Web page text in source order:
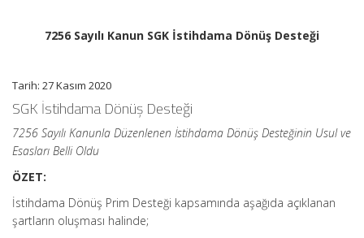
7256 Sayılı Kanun SGK İstihdama Dönüş Desteği
Tarih: 27 Kasım 2020
SGK İstihdama Dönüş Desteği
7256 Sayılı Kanunla Düzenlenen İstihdama Dönüş Desteğinin Usul ve
Esasları Belli Oldu
ÖZET:
İstihdama Dönüş Prim Desteği kapsamında aşağıda açıklanan
şartların oluşması halinde;